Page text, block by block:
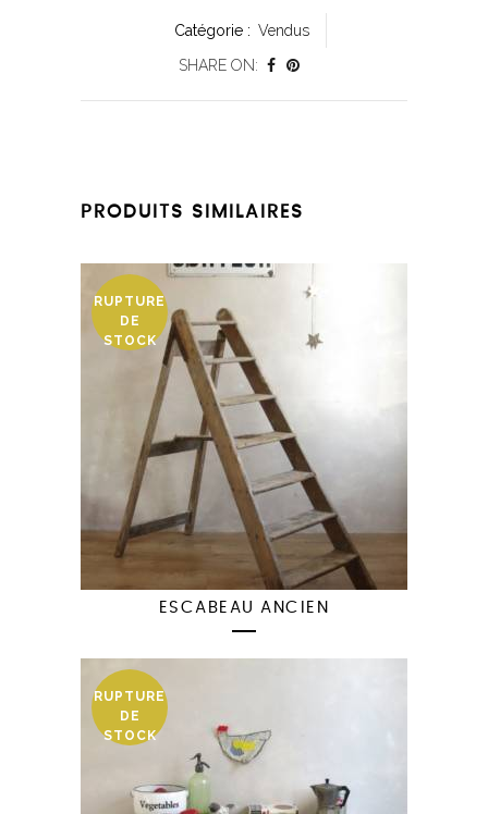
Catégorie : Vendus
SHARE ON:
PRODUITS SIMILAIRES
RUPTURE
DE
STOCK
ESCABEAU ANCIEN
RUPTURE
DE
STOCK